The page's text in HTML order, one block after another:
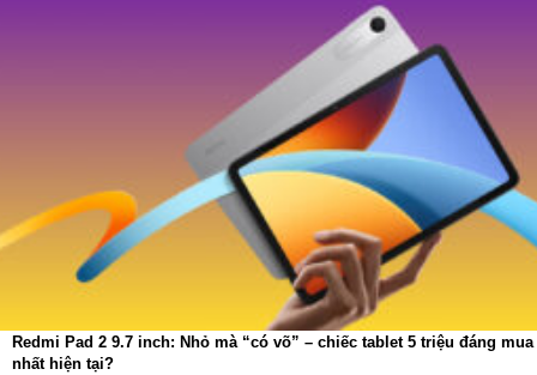
Khử mùi hôi trên sàn nhà, thảm, sofa
Giảm vi khuẩn và nấm mốc tích tụ lâu ngày
Tạo không gian sống trong lành, dễ chịu hơn
Đặc biệt, lõi lọc có thể mua rời với 7 màu sắc khác nhau
mang đến khả năng cá nhân hóa sản phẩm theo phong
cách riêng của từng người dùng.
Redmi Pad 2 9.7 inch: Nhỏ mà “có võ” – chiếc tablet 5 triệu đáng mua
nhất hiện tại?